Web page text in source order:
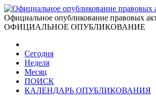
Официальное опубликование правовых
ОФИЦИАЛЬНОЕ ОПУБЛИКОВАНИЕ
Сегодня
Неделя
Месяц
ПОИСК
КАЛЕНДАРЬ ОПУБЛИКОВАНИЯ